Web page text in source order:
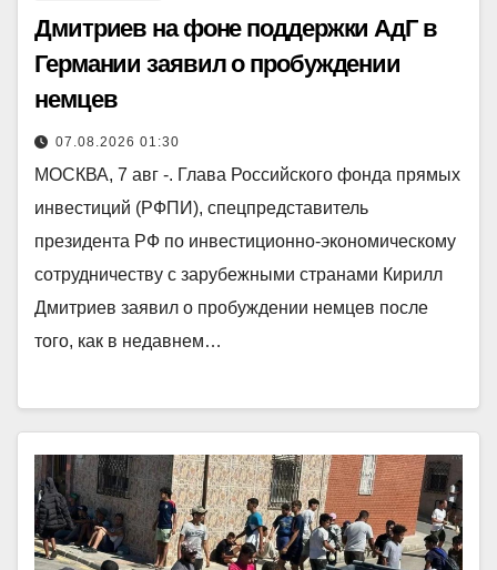
Дмитриев на фоне поддержки АдГ в
Германии заявил о пробуждении
немцев
07.08.2026 01:30
МОСКВА, 7 авг -. Глава Российского фонда прямых
инвестиций (РФПИ), спецпредставитель
президента РФ по инвестиционно-экономическому
сотрудничеству с зарубежными странами Кирилл
Дмитриев заявил о пробуждении немцев после
того, как в недавнем…